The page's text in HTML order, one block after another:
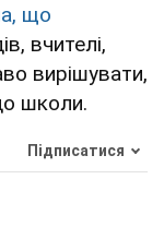
що
вчителі,
вирішувати,
школи.
Підписатися